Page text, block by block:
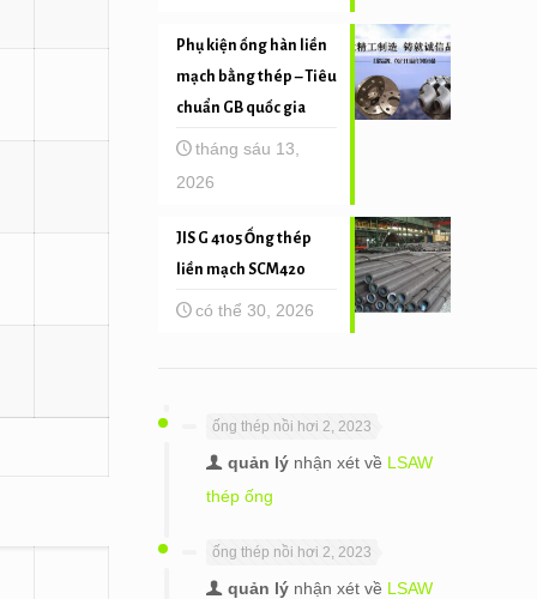
Phụ kiện ống hàn liền
mạch bằng thép – Tiêu
chuẩn GB quốc gia
tháng sáu 13,
2026
JIS G 4105 Ống thép
liền mạch SCM420
có thể 30, 2026
ống thép nồi hơi 2, 2023
quản lýnhận xét về LSAW
thép ống
ống thép nồi hơi 2, 2023
quản lýnhận xét về LSAW